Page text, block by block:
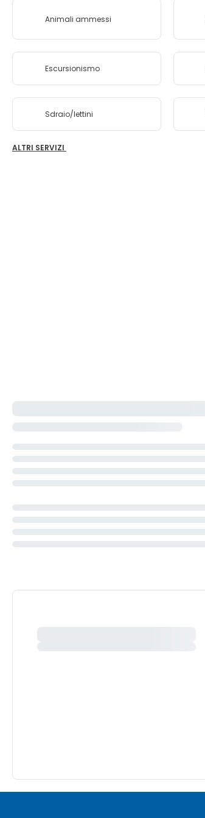
Animali ammessi
Escursionismo
Sdraio/lettini
ALTRI SERVIZI